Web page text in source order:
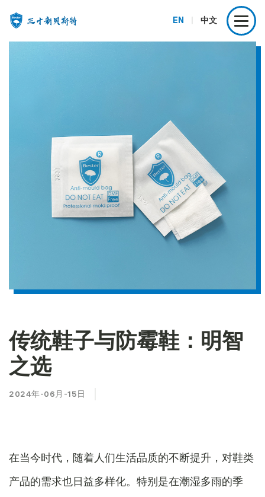
EN 中文
传统鞋子与防霉鞋：明智
之选
2024年-06月-15日
在当今时代，随着人们生活品质的不断提升，对鞋类
产品的需求也日益多样化。特别是在潮湿多雨的季